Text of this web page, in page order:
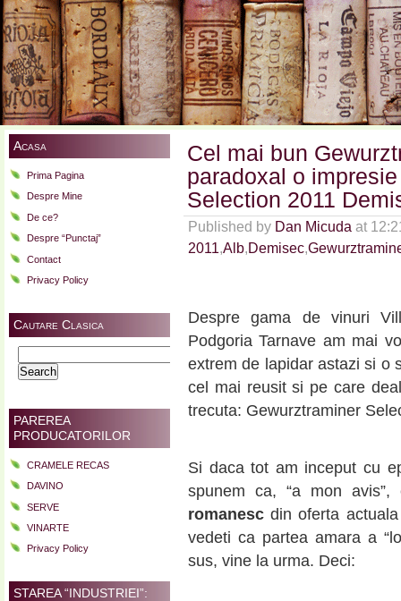
Acasa
Prima Pagina
Despre Mine
De ce?
Despre “Punctaj”
Contact
Privacy Policy
Cautare Clasica
for:
PAREREA
PRODUCATORILOR
CRAMELE RECAS
DAVINO
SERVE
VINARTE
Privacy Policy
STAREA “INDUSTRIEI”:
Cel mai bun
paradoxal o
Selection 2011
Published by Dan Micuda at
2011,Alb,Demisec,
Despre gama de vinuri
Podgoria Tarnave am mai
extrem de lapidar astazi si o
cel mai reusit si pe care
trecuta: Gewurztraminer
Si daca tot am inceput cu
spunem ca, “a mon
romanescdin oferta
vedeti ca partea amara a
sus, vine la urma. Deci: